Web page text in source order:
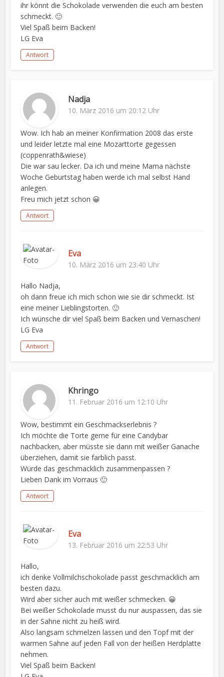
ihr könnt die Schokolade verwenden die euch am besten
schmeckt. 🙂
Viel Spaß beim Backen!
LG Eva
Antwort
Nadja
10. März 2016 um 20:12 Uhr
Wow. Ich hab an meiner Konfirmation 2008 das erste
und leider letzte mal eine Mozarttorte gegessen
(coppenrath&wiese)
Die war sau lecker. Da ich und meine Mama nächste
Woche Geburtstag haben werde ich mal selbst Hand
anlegen.
Freu mich jetzt schon 😀
Antwort
Eva
10. März 2016 um 23:40 Uhr
Hallo Nadja,
oh dann freue ich mich schon wie sie dir schmeckt. Ist
eine meiner Lieblingstorten. 🙂
Ich wünsche dir viel Spaß beim Backen und Vernaschen!
LG Eva
Antwort
Khringo
11. Februar 2016 um 12:10 Uhr
Wow, bestimmt ein Geschmackserlebnis ?
Ich möchte die Torte gerne für eine Candybar
nachbacken, aber müsste sie dann mit weißer Ganache
überziehen, damit sie farblich passt.
Würde das geschmacklich zusammenpassen ?
Lieben Dank im Vorraus 🙂
Antwort
Eva
13. Februar 2016 um 22:53 Uhr
Hallo,
ich denke Vollmilchschokolade passt geschmacklich am
besten dazu.
Wird aber sicher auch mit weißer schmecken. 😀
Bei weißer Schokolade musst du nur auspassen, das sie
in der Sahne nicht zu heiß wird.
Also langsam schmelzen lassen und den Topf mit der
warmen Sahne auf jeden Fall von der heißen Herdplatte
nehmen.
Viel Spaß beim Backen!